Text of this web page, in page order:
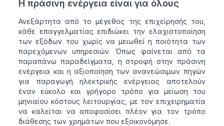
Η πράσινη ενέργεια είναι για όλους
Ανεξάρτητα από το μέγεθος της επιχείρησής του,
κάθε επαγγελματίας επιδιώκει την ελαχιστοποίηση
των εξόδων του χωρίς να μειωθεί η ποιότητα των
παρεχόμενων υπηρεσιών. Όπως φαίνεται από τα
παραπάνω παραδείγματα, η στροφή στην πράσινη
ενέργεια και η αξιοποίηση των ανανεώσιμων πηγών
για παραγωγή ηλεκτρικής ενέργειας αποτελούν
έναν εύκολο και γρήγορο τρόπο για μείωση του
μηνιαίου κόστους λειτουργίας, με τον επιχειρηματία
να καλείται να αποφασίσει πλέον για τον τρόπο
διάθεσης των χρημάτων που εξοικονόμησε.